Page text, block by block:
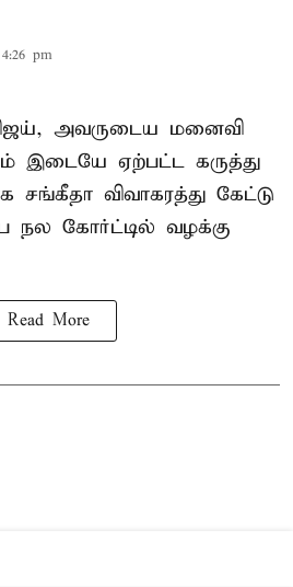
pm
அவருடைய மனைவி
இடையே ஏற்பட்ட கருத்து
சங்கீதா விவாகரத்து கேட்டு
நல கோர்ட்டில் வழக்கு
Read More